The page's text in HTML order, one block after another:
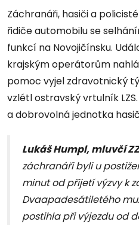
Záchranáři, hasiči a
řidiče automobilu se
funkcí na Novojičínsku.
krajským operátorům
pomoc vyjel zdravotnický
vzlétl ostravský vrtulník
a dobrovolná jednotka
Lukáš Humpl, mluvčí
záchranáři byli u
minut od přijetí výzvy k
Dvaapadesátiletého
postihla při výjezdu od